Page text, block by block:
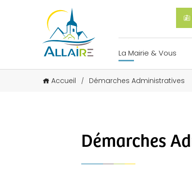
La Mairie & Vous
Accueil / Démarches Administratives
Démarches